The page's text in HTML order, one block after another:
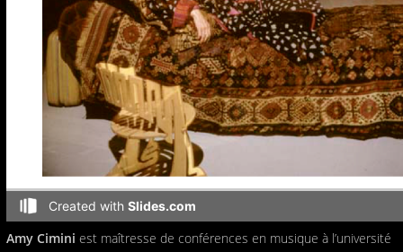
Amy Cimini est maîtresse de conférences en musique à l’université